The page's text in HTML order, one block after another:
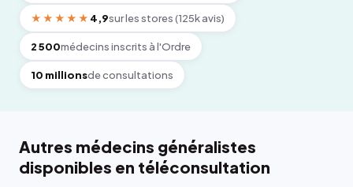
★★★★★ 4,9sur les stores (125k avis)
2 500médecins inscrits à l'Ordre
10 millionsde consultations
Autres médecins généralistes
disponibles en téléconsultation